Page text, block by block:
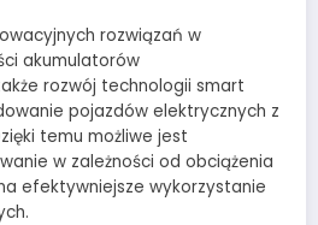
rozwiązań w
akumulatorów
rozwój technologii smart
pojazdów elektrycznych z
temu możliwe jest
w zależności od obciążenia
efektywniejsze wykorzystanie